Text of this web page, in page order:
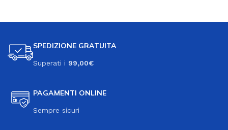
SPEDIZIONE GRATUITA
Superati i 99,00€
PAGAMENTI ONLINE
Sempre sicuri